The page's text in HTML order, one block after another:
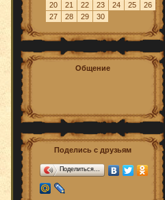
20
21 22 23 24 25
26
27
28 29 30
Общение
Поделись с друзьям
Поделиться…